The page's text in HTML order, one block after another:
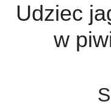
Udziec
w